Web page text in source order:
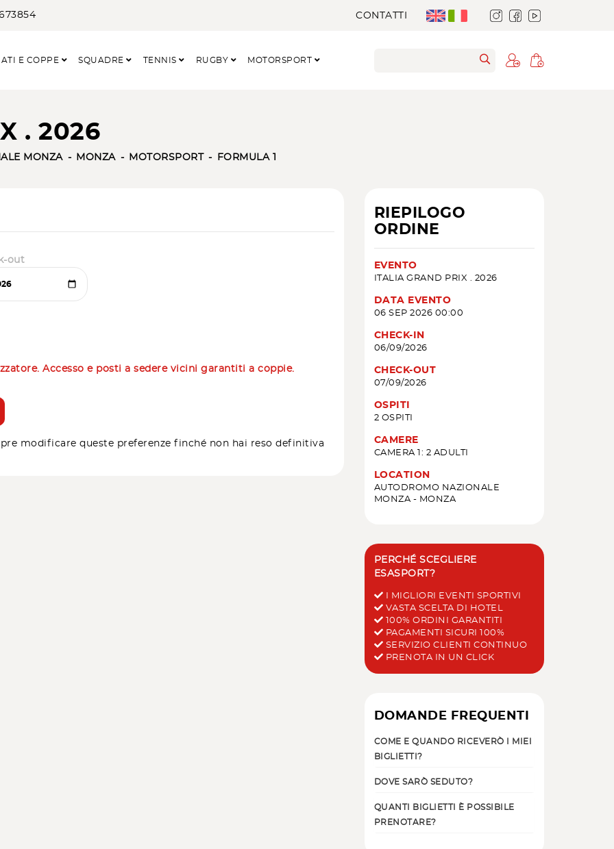
CONTATTI
E COPPE SQUADRE TENNIS RUGBY MOTORSPORT
. 2026
MONZA MONZA MOTORSPORT FORMULA 1
out
Accesso e posti a sedere vicini garantiti a coppie.
modificare queste preferenze finché non hai reso definitiva
RIEPILOGO
ORDINE
EVENTO
ITALIA GRAND PRIX . 2026
DATA EVENTO
06 SEP 2026 00:00
CHECK-IN
06/09/2026
CHECK-OUT
07/09/2026
OSPITI
2 OSPITI
CAMERE
CAMERA 1: 2 ADULTI
LOCATION
AUTODROMO NAZIONALE
MONZA - MONZA
PERCHÉ SCEGLIERE
ESASPORT?
I MIGLIORI EVENTI SPORTIVI
VASTA SCELTA DI HOTEL
100% ORDINI GARANTITI
PAGAMENTI SICURI 100%
SERVIZIO CLIENTI CONTINUO
PRENOTA IN UN CLICK
DOMANDE FREQUENTI
COME E QUANDO RICEVERÒ I MIEI
BIGLIETTI?
DOVE SARÒ SEDUTO?
QUANTI BIGLIETTI È POSSIBILE
PRENOTARE?